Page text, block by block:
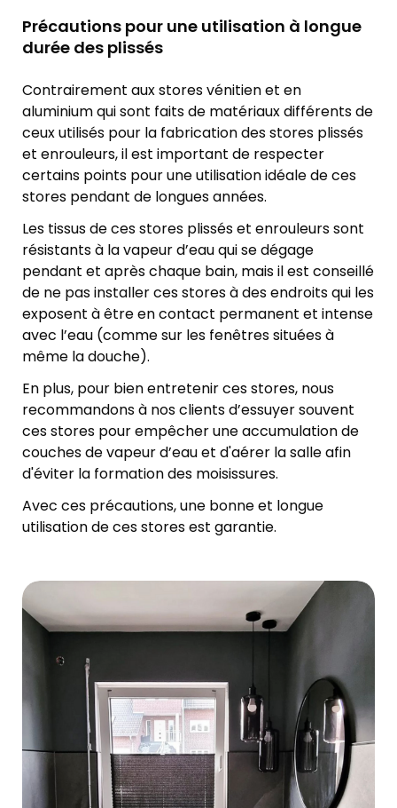
Précautions pour une utilisation à longue
durée des plissés
Contrairement aux stores vénitien et en
aluminium qui sont faits de matériaux différents de
ceux utilisés pour la fabrication des stores plissés
et enrouleurs, il est important de respecter
certains points pour une utilisation idéale de ces
stores pendant de longues années.
Les tissus de ces stores plissés et enrouleurs sont
résistants à la vapeur d’eau qui se dégage
pendant et après chaque bain, mais il est conseillé
de ne pas installer ces stores à des endroits qui les
exposent à être en contact permanent et intense
avec l’eau (comme sur les fenêtres situées à
même la douche).
En plus, pour bien entretenir ces stores, nous
recommandons à nos clients d’essuyer souvent
ces stores pour empêcher une accumulation de
couches de vapeur d’eau et d'aérer la salle afin
d'éviter la formation des moisissures.
Avec ces précautions, une bonne et longue
utilisation de ces stores est garantie.